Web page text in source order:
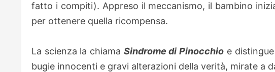
fatto i compiti). Appreso il meccanismo, il bambino
per ottenere quella ricompensa.
La scienza la chiama Sindrome di Pinocchio e
bugie innocenti e gravi alterazioni della verità, mirate a